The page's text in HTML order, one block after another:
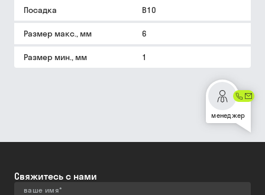
Посадка В10
Размер макс., мм 6
Размер мин., мм 1
менеджер
Свяжитесь с нами
ваше имя*